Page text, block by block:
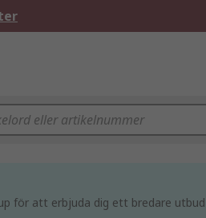
för att erbjuda dig ett bredare